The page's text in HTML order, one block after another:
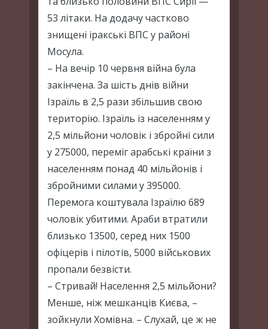
53 літаки. На додачу частково
знищені іракські ВПС у районі
Мосула.
– На вечір 10 червня війна була
закінчена. За шість днів війни
Ізраїль в 2,5 рази збільшив свою
територію. Ізраїль із населенням у
2,5 мільйони чоловік і збройні сили
у 275000, переміг арабські країни з
населенням понад 40 мільйонів і
збройними силами у 395000.
Перемога коштувала Ізраїлю 689
чоловік убитими. Араби втратили
близько 13500, серед них 1500
офіцерів і пілотів, 5000 військових
пропали безвісти.
– Стривай! Населення 2,5 мільйони?
Менше, ніж мешканців Києва, –
зойкнули Хомівна. – Слухай, це ж не